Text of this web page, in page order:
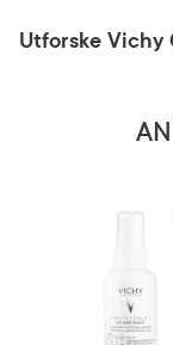
Utforske Vichy